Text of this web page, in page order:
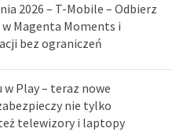
2026 – T-Mobile – Odbierz
w Magenta Moments i
bez ograniczeń
Play – teraz nowe
nie tylko
telewizory i laptopy